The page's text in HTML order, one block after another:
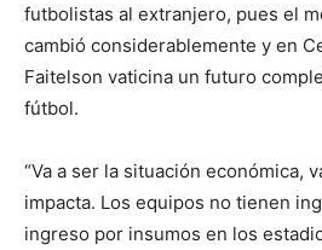
futbolistas al extranjero, pues el
cambió considerablemente y en
Faitelson vaticina un futuro
fútbol.
“Va a ser la situación económica,
impacta. Los equipos no tienen
ingreso por insumos en los